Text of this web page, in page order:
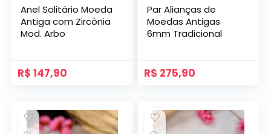
Anel Solitário Moeda
Antiga com Zircônia
Mod. Arbo
R$ 147,90
Par Alianças de
Moedas Antigas
6mm Tradicional
R$ 275,90